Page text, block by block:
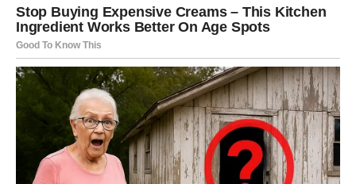
izgubila veru:
u ljude, u ljubav, u pravdu, u to da se dobro vraća.
Mart ti vraća tu veru.
Ljubav – sudbinski susret ili
ozbiljan preokret